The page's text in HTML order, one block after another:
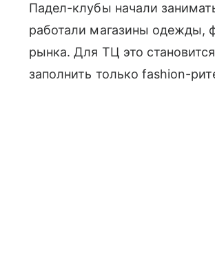
Падел-клубы начали
работали магазины одежды,
рынка. Для ТЦ это
заполнить только fashion-